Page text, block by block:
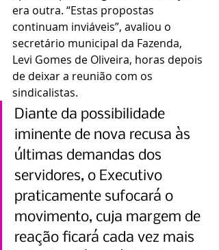
era outra. “Estas propostas
continuam inviáveis”, avaliou o
secretário municipal da Fazenda,
Levi Gomes de Oliveira, horas depois
de deixar a reunião com os
sindicalistas.
Diante da possibilidade
iminente de nova recusa às
últimas demandas dos
servidores, o Executivo
praticamente sufocará o
movimento, cuja margem de
reação ficará cada vez mais